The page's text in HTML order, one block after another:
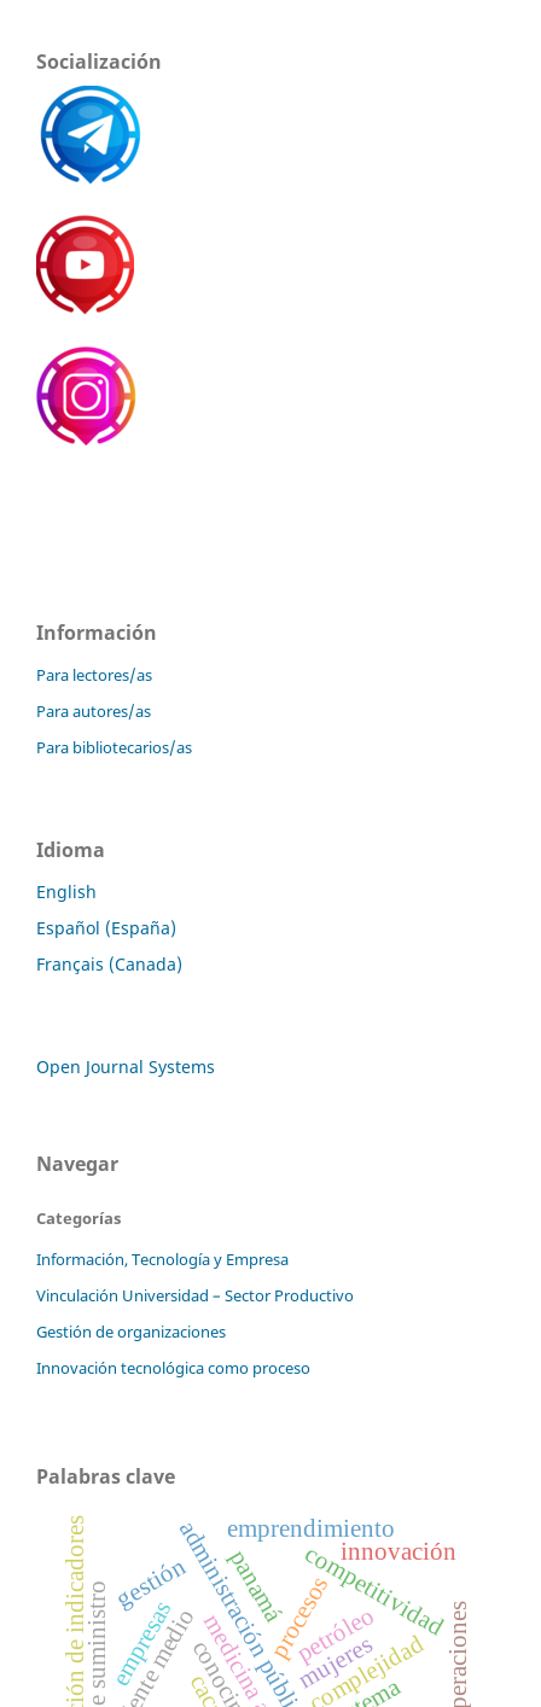
Socialización
Información
Para lectores/as
Para autores/as
Para bibliotecarios/as
Idioma
English
Español (España)
Français (Canada)
Open Journal Systems
Navegar
Categorías
Información, Tecnología y Empresa
Vinculación Universidad – Sector Productivo
Gestión de organizaciones
Innovación tecnológica como proceso
Palabras clave
administración pública
procesoscompetitividad
petróleo
oriente medio complejidad operaciones
emprendimiento
empresas mujeres
gestión
innovación
definición de indicadores panamá